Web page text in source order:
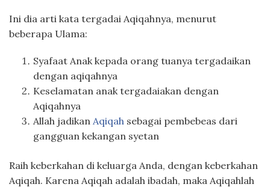
Ini dia arti kata tergadai Aqiqahnya, menurut
beberapa Ulama:
Syafaat Anak kepada orang tuanya tergadaikan
dengan aqiqahnya
Keselamatan anak tergadaiakan dengan
Aqiqahnya
Allah jadikan Aqiqah sebagai pembebeas dari
gangguan kekangan syetan
Raih keberkahan di keluarga Anda, dengan keberkahan
Aqiqah. Karena Aqiqah adalah ibadah, maka Aqiqahlah